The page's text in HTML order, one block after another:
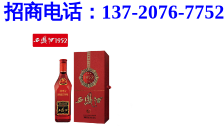
招商电话：137-2076-7752